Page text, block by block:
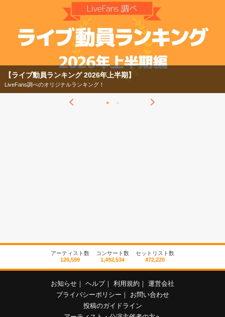
ライブ動員ランキング 2026年上半期】
調べのオリジナルランキング！
アーティスト数
126,599
コンサート数
1,492,534
セットリスト数
472,220
お知らせ ｜ ヘルプ｜ 利用規約 ｜ 運営会社
プライバシーポリシー ｜
お問い合わせ
投稿のガイドライン